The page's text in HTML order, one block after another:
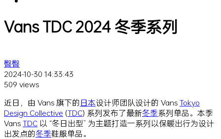
Vans TDC 2024 冬季系列
臀臀
2024-10-30 14:33:43
509 views
近日，由 Vans 旗下的日本设计师团队设计的 VansTokyo
Design Collective (TDC) 系列发布了最新冬季系列单品。本季
VansTDC 以 “冬日出型” 为主题打造一系列以保暖出行为设计
出发点的冬季鞋服单品。